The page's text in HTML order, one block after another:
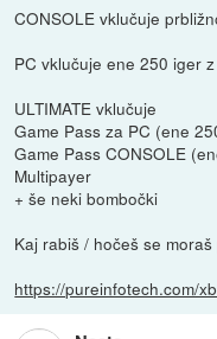
CONSOLE vklučuje
PC vklučuje ene 250 iger
ULTIMATE vklučuje
Game Pass za PC (ene
Game Pass CONSOLE
Multipayer
+ še neki bombočki
Kaj rabiš / hočeš se
https://pureinfotech.com/